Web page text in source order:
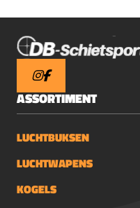
ASSORTIMENT
LUCHTBUKSEN
LUCHTWAPENS
KOGELS